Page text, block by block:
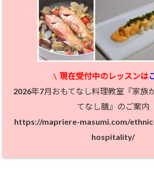
\ 現在受付中のレッスンは
2026年7月おもてなし料理教室『家族
てなし膳』のご案内
https://mapriere-masumi.com/
hospitality/